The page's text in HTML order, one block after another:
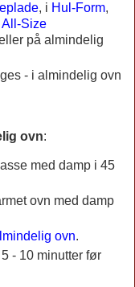
, i Hul-Form,
All-Size
på almindelig
- i almindelig ovn
ovn:
med damp i 45
ovn med damp
ovn.
- 10 minutter før